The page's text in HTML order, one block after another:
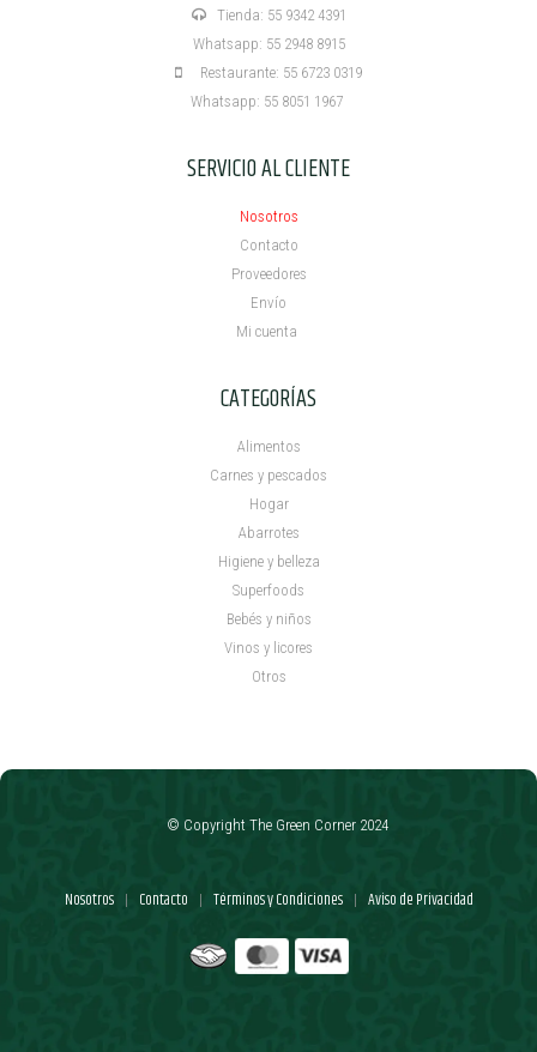
Tienda: 55 9342 4391
Whatsapp: 55 2948 8915
Restaurante: 55 6723 0319
Whatsapp: 55 8051 1967
SERVICIO AL CLIENTE
Nosotros
Contacto
Proveedores
Envío
Mi cuenta ​
CATEGORÍAS
Alimentos
Carnes y pescados
Hogar
Abarrotes
Higiene y belleza
Superfoods
Bebés y niños
Vinos y licores
Otros
Nosotros | Contacto | Términos y Condiciones | Aviso de Privacidad
© Copyright The Green Corner 2024